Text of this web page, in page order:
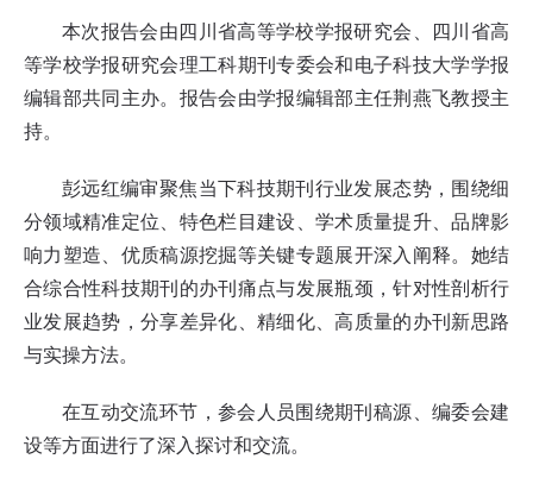
本次报告会由四川省高等学校学报研究会、四川省高
等学校学报研究会理工科期刊专委会和电子科技大学学报
编辑部共同主办。报告会由学报编辑部主任荆燕飞教授主
持。
彭远红编审聚焦当下科技期刊行业发展态势，围绕细
分领域精准定位、特色栏目建设、学术质量提升、品牌影
响力塑造、优质稿源挖掘等关键专题展开深入阐释。她结
合综合性科技期刊的办刊痛点与发展瓶颈，针对性剖析行
业发展趋势，分享差异化、精细化、高质量的办刊新思路
与实操方法。
在互动交流环节，参会人员围绕期刊稿源、编委会建
设等方面进行了深入探讨和交流。